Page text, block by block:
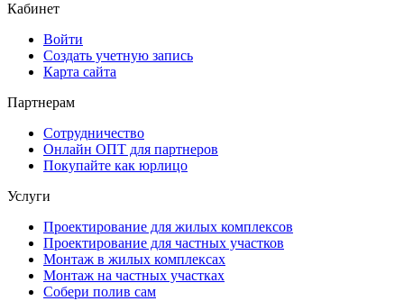
Кабинет
Войти
Создать учетную запись
Карта сайта
Партнерам
Сотрудничество
Онлайн ОПТ для партнеров
Покупайте как юрлицо
Услуги
Проектирование для жилых комплексов
Проектирование для частных участков
Монтаж в жилых комплексах
Монтаж на частных участках
Собери полив сам